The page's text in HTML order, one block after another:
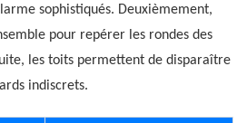
sophistiqués. Deuxièmement,
pour repérer les rondes des
les toits permettent de disparaître
indiscrets.